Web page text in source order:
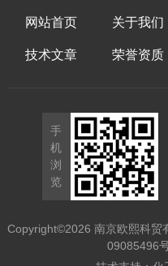
网站首页 关于我们
技术文章 荣誉资质
手
机
浏
览
Copyright©2026 南京欧熙科
09085496